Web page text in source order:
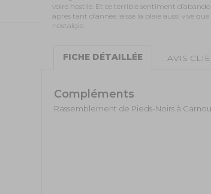
voire hostile. Et ce terrible sentiment
après tant d’année laisse la plaie aussi vive que
nostalgie.
FICHE DÉTAILLÉE AVIS
Compléments
Rassemblement de Pieds-Noirs à